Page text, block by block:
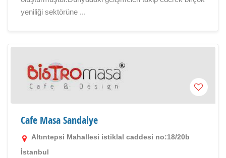
yeniliği sektörüne ...
Cafe Masa Sandalye
Altıntepsi Mahallesi istiklal caddesi no:18/20b
İstanbul